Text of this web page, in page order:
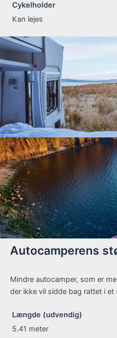
Cykelholder
Kan lejes
Autocamperens
Mindre autocamper, som er
der ikke vil sidde bag rattet i
Længde (udvendig)
5.41 meter